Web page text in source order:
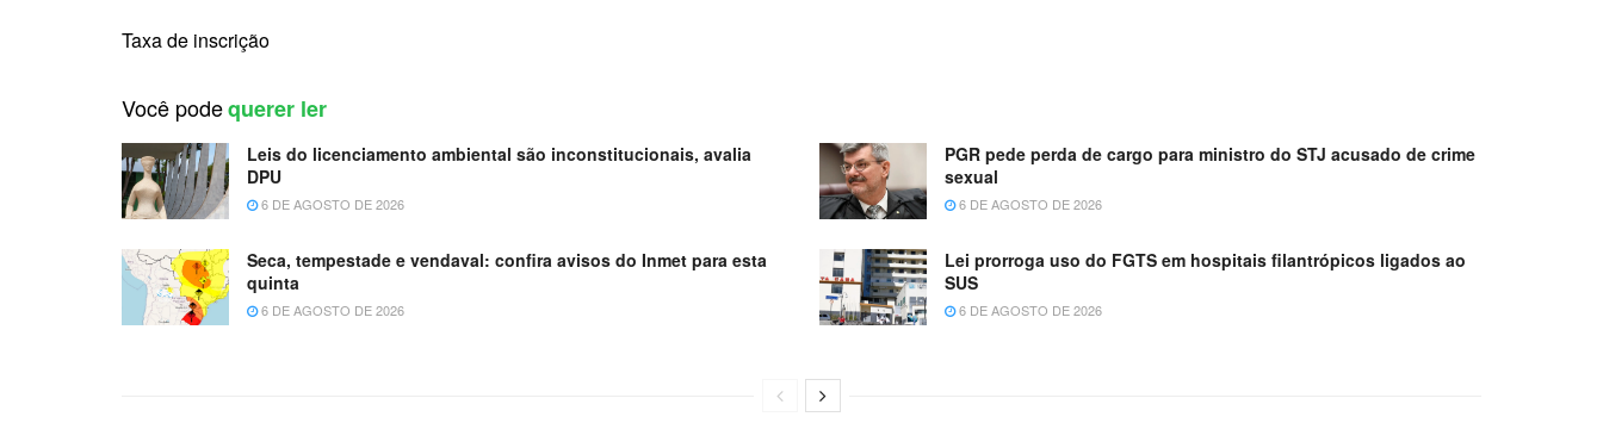
Taxa de inscrição
Você podequerer ler
Leis do licenciamento ambiental são inconstitucionais, avalia
DPU
6 DE AGOSTO DE 2026
PGR pede perda de cargo para ministro do STJ acusado de crime
sexual
6 DE AGOSTO DE 2026
Seca, tempestade e vendaval: confira avisos do Inmet para esta
quinta
6 DE AGOSTO DE 2026
Lei prorroga uso do FGTS em hospitais filantrópicos ligados ao
SUS
6 DE AGOSTO DE 2026